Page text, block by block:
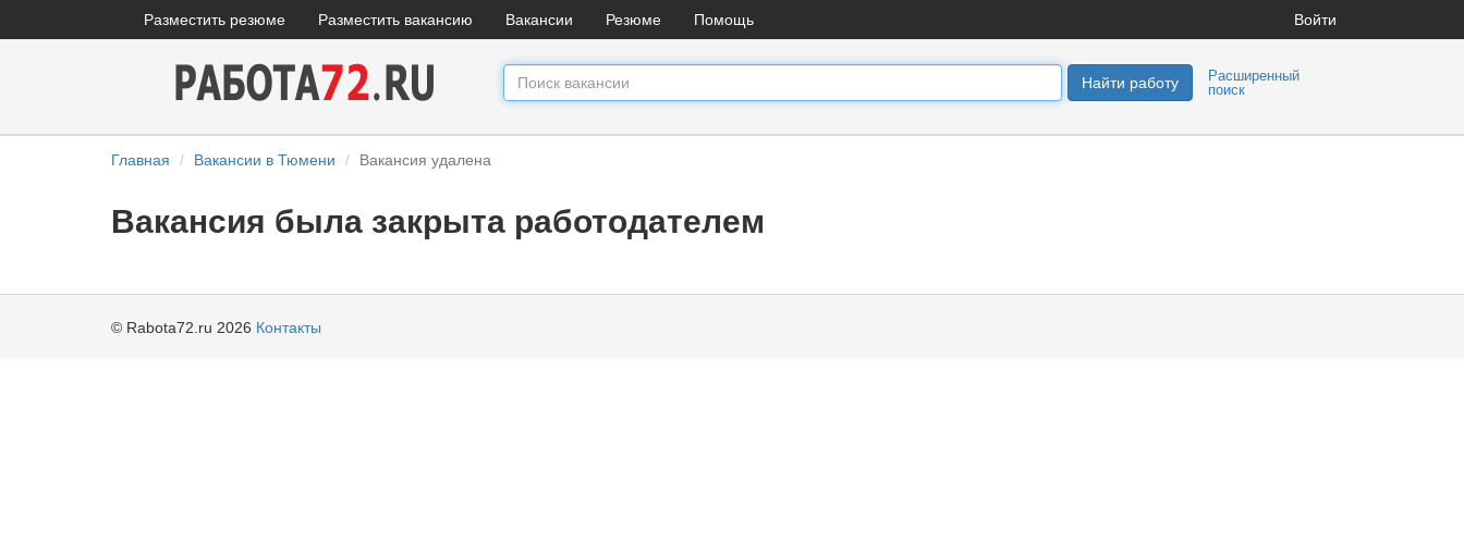
Разместить резюме Разместить вакансию Вакансии Резюме Помощь Войти
Найти работу
Расширенный
поиск
Главная Вакансии в Тюмени Вакансия удалена
Вакансия была закрыта работодателем
© Rabota72.ru 2026 Контакты